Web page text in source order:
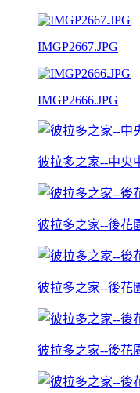
IMGP2667.JPG
IMGP2666.JPG
彼拉多之家--中央
彼拉多之家--後花
彼拉多之家--後花
彼拉多之家--後花